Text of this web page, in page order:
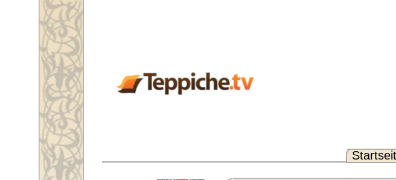
English
Deutsch
Preise in:
Maße anzeigen in: